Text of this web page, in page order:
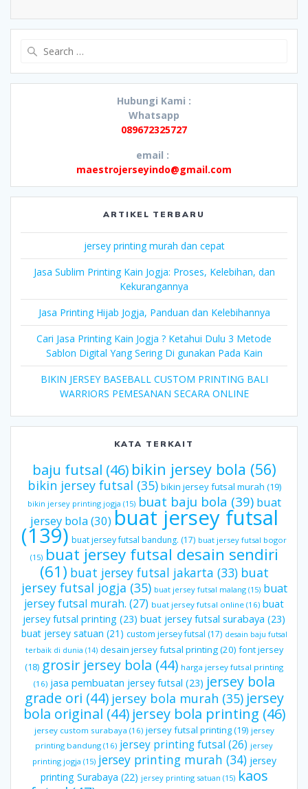
Hubungi Kami :
Whatsapp
089672325727
email :
maestrojerseyindo@gmail.com
ARTIKEL TERBARU
jersey printing murah dan cepat
Jasa Sublim Printing Kain Jogja: Proses, Kelebihan, dan
Kekurangannya
Jasa Printing Hijab Jogja, Panduan dan Kelebihannya
Cari Jasa Printing Kain Jogja ? Ketahui Dulu 3 Metode
Sablon Digital Yang Sering Di gunakan Pada Kain
BIKIN JERSEY BASEBALL CUSTOM PRINTING BALI
WARRIORS PEMESANAN SECARA ONLINE
KATA TERKAIT
baju futsal (46) bikin jersey bola (56)
bikin jersey futsal (35) bikin jersey futsal murah (19)
bikin jersey printing jogja (15) buat baju bola (39) buat
jersey bola(30)buat jersey futsal
(139) buat jersey futsal bandung. (17) buat jersey futsal bogor
(15) buat jersey futsal desain sendiri
(61) buat jersey futsal jakarta (33) buat
jersey futsal jogja (35) buat jersey futsal malang(15) buat
jersey futsal murah. (27) buat jersey futsal online(16) buat
jersey futsal printing (23) buat jersey futsal surabaya (23)
buat jersey satuan (21) custom jersey futsal (17) desain baju futsal
terbaik di dunia (14) desain jersey futsal printing(20) font jersey
(18) grosir jersey bola (44) harga jersey futsal printing
(16) jasa pembuatan jersey futsal (23) jersey bola
grade ori (44) jersey bola murah (35) jersey
bola original (44) jersey bola printing (46)
jersey custom surabaya (16) jersey futsal printing(19) jersey
printing bandung (16) jersey printing futsal (26) jersey
printing jogja (15) jersey printing murah (34) jersey
printing Surabaya (22) jersey printing satuan (15) kaos